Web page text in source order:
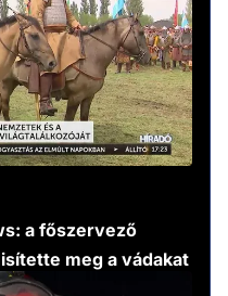
a főszervező
meg a vádakat